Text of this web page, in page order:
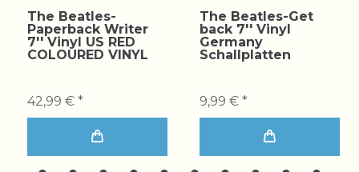
The Beatles-
Paperback Writer
7'' Vinyl US RED
COLOURED VINYL
42,99 € *
The Beatles-Get
back 7'' Vinyl
Germany
Schallplatten
9,99 € *